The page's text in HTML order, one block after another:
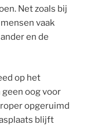
Net zoals bij
vaak
en de
op het
oog voor
opgeruimd
blijft